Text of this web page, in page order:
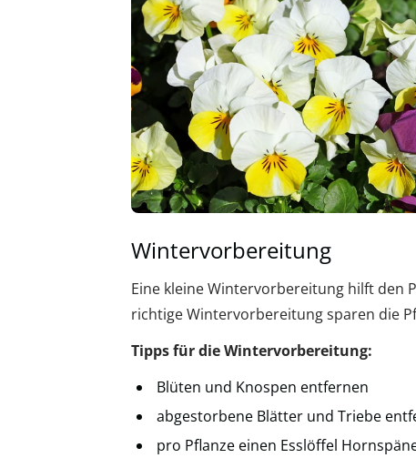
Wintervorbereitung
Eine kleine Wintervorbereitung hilft den
richtige Wintervorbereitung sparen die
Tipps für die Wintervorbereitung:
Blüten und Knospen entfernen
abgestorbene Blätter und Triebe
pro Pflanze einen Esslöffel